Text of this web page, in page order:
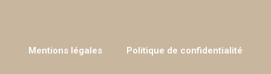
Mentions légales Politique de confidentialité